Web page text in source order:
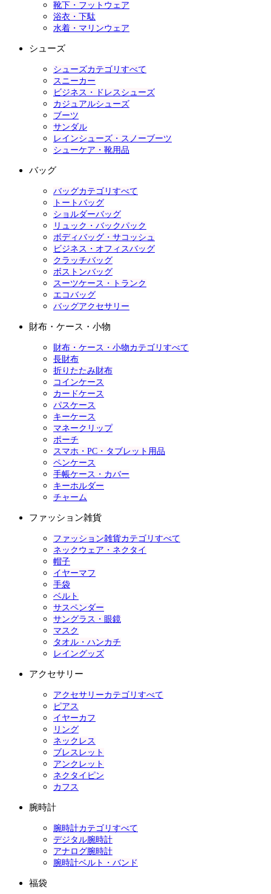
靴下・フットウェア
浴衣・下駄
水着・マリンウェア
シューズ
シューズカテゴリすべて
スニーカー
ビジネス・ドレスシューズ
カジュアルシューズ
ブーツ
サンダル
レインシューズ・スノーブーツ
シューケア・靴用品
バッグ
バッグカテゴリすべて
トートバッグ
ショルダーバッグ
リュック・バックパック
ボディバッグ・サコッシュ
ビジネス・オフィスバッグ
クラッチバッグ
ボストンバッグ
スーツケース・トランク
エコバッグ
バッグアクセサリー
財布・ケース・小物
財布・ケース・小物カテゴリすべて
長財布
折りたたみ財布
コインケース
カードケース
パスケース
キーケース
マネークリップ
ポーチ
スマホ・PC・タブレット用品
ペンケース
手帳ケース・カバー
キーホルダー
チャーム
ファッション雑貨
ファッション雑貨カテゴリすべて
ネックウェア・ネクタイ
帽子
イヤーマフ
手袋
ベルト
サスペンダー
サングラス・眼鏡
マスク
タオル・ハンカチ
レイングッズ
アクセサリー
アクセサリーカテゴリすべて
ピアス
イヤーカフ
リング
ネックレス
ブレスレット
アンクレット
ネクタイピン
カフス
腕時計
腕時計カテゴリすべて
デジタル腕時計
アナログ腕時計
腕時計ベルト・バンド
福袋